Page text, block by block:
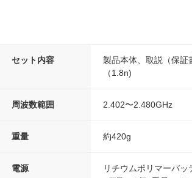
セット内容
製品本体、取説（保証
（1.8n)
周波数範囲 2.402〜2.480GHz
重量 約420g
電源
リチウムポリマーバッ